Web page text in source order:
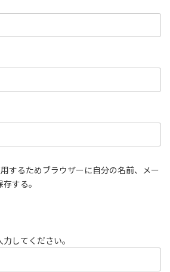
するためブラウザーに自分の名前、メー
する。
してください。